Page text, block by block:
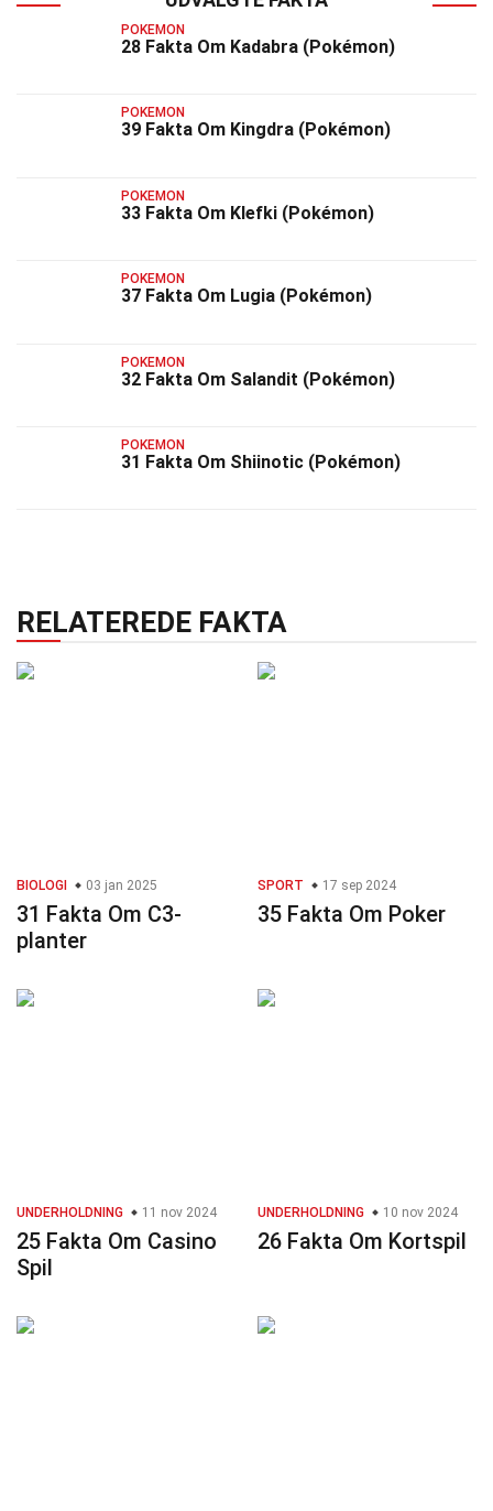
POKEMON
28 Fakta Om Kadabra (Pokémon)
POKEMON
39 Fakta Om Kingdra (Pokémon)
POKEMON
33 Fakta Om Klefki (Pokémon)
POKEMON
37 Fakta Om Lugia (Pokémon)
POKEMON
32 Fakta Om Salandit (Pokémon)
POKEMON
31 Fakta Om Shiinotic (Pokémon)
RELATEREDE FAKTA
BIOLOGI 03 jan 2025
31 Fakta Om C3-
planter
SPORT 17 sep 2024
35 Fakta Om Poker
UNDERHOLDNING 11 nov 2024
25 Fakta Om Casino
Spil
UNDERHOLDNING 10 nov 2024
26 Fakta Om Kortspil